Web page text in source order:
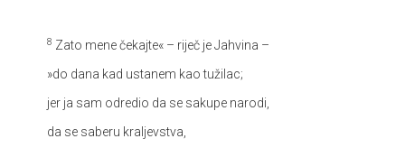
8 Zato mene čekajte« – riječ je Jahvina –
»do dana kad ustanem kao tužilac;
jer ja sam odredio da se sakupe narodi,
da se saberu kraljevstva,